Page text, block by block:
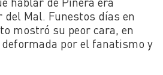
Mal. Funestos días en
mostró su peor cara, en
por el fanatismo y